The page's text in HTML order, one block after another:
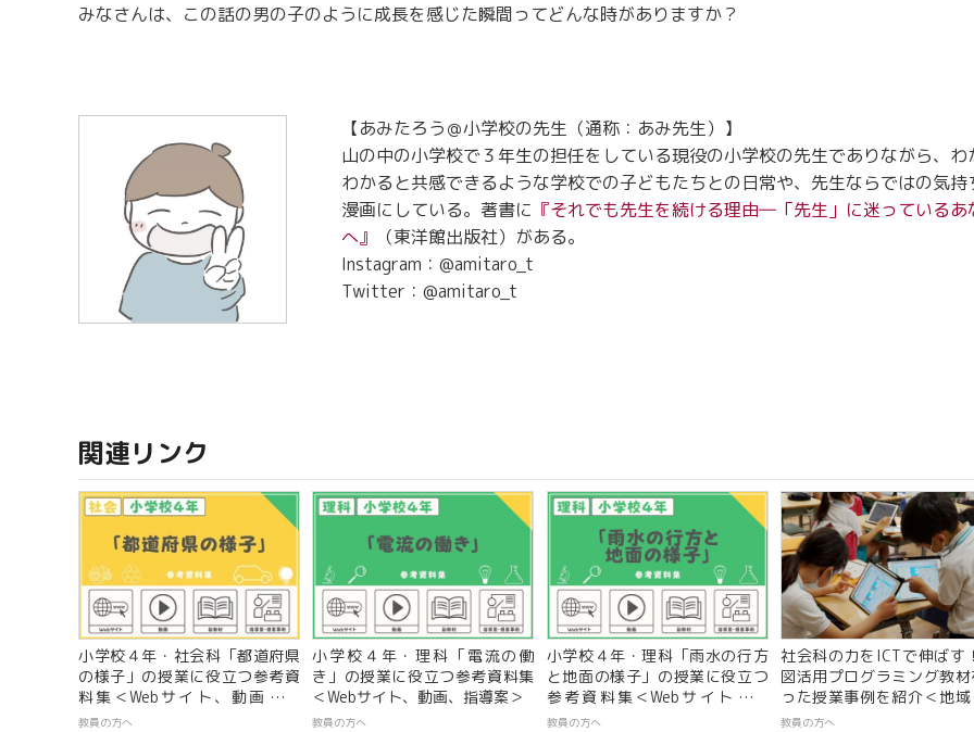
みなさんは、この話の男の子のように成長を感じた瞬間ってどんな時がありますか？
【あみたろう＠小学校の先生（通称：あみ先生）】
山の中の小学校で３年生の担任をしている現役の小学校の先生でありながら、わ
わかると共感できるような学校での子どもたちとの日常や、先生ならではの気持
漫画にしている。著書に 『それでも先生を続ける理由―「先生」に迷っているあ
へ』
（東洋館出版社）がある。
Instagram：@amitaro_t
Twitter：@amitaro_t
関連リンク
小学校４年・社会科「都道府県
の様子」の授業に役立つ参考資
料集＜Webサイト、動画、教
材、指導案＞
教員の方へ
小学校４年・理科「電流の働
き」の授業に役立つ参考資料集
＜Webサイト、動画、指導案＞
教員の方へ
小学校４年・理科「雨水の行方
と地面の様子」の授業に役立つ
参考資料集＜Webサイト、動
画、指導案＞
教員の方へ
社会科の力をICTで伸ばす
図活用プログラミング教
った授業事例を紹介＜地
＞
教員の方へ